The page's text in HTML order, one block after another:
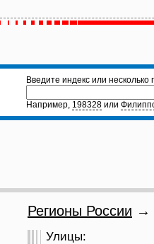
Введите индекс или
Например, 198328 или
Регионы России →
Улицы: